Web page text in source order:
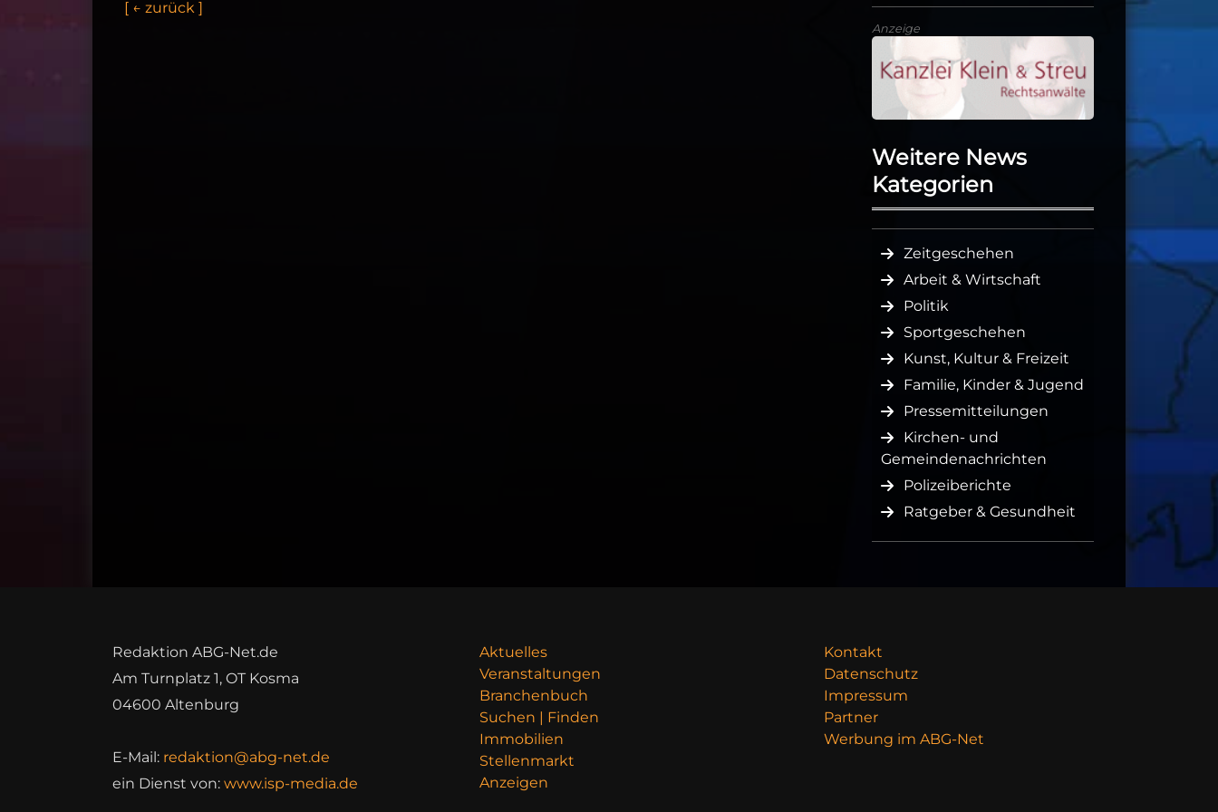
[ ← zurück ]
Anzeige
Weitere News
Kategorien
Zeitgeschehen
Arbeit & Wirtschaft
Politik
Sportgeschehen
Kunst, Kultur & Freizeit
Familie, Kinder & Jugend
Pressemitteilungen
Kirchen- und
Gemeindenachrichten
Polizeiberichte
Ratgeber & Gesundheit
Redaktion ABG-Net.de
Am Turnplatz 1, OT Kosma
04600 Altenburg
E-Mail: redaktion@abg-net.de
ein Dienst von: www.isp-media.de
Aktuelles
Veranstaltungen
Branchenbuch
Suchen | Finden
Immobilien
Stellenmarkt
Anzeigen
Kontakt
Datenschutz
Impressum
Partner
Werbung im ABG-Net